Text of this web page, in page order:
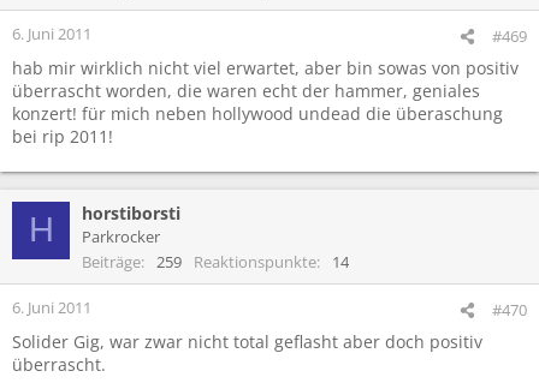
6. Juni 2011 #469
hab mir wirklich nicht viel erwartet, aber bin sowas von positiv
überrascht worden, die waren echt der hammer, geniales
konzert! für mich neben hollywood undead die überaschung
bei rip 2011!
H horstiborsti
Parkrocker
Beiträge
259 Reaktionspunkte 14
6. Juni 2011 #470
Solider Gig, war zwar nicht total geflasht aber doch positiv
überrascht.